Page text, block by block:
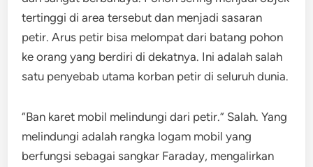
tertinggi di area tersebut dan menjadi sasaran
petir. Arus petir bisa melompat dari batang pohon
ke orang yang berdiri di dekatnya. Ini adalah salah
satu penyebab utama korban petir di seluruh dunia.
“Ban karet mobil melindungi dari petir.” Salah. Yang
melindungi adalah rangka logam mobil yang
berfungsi sebagai sangkar Faraday, mengalirkan